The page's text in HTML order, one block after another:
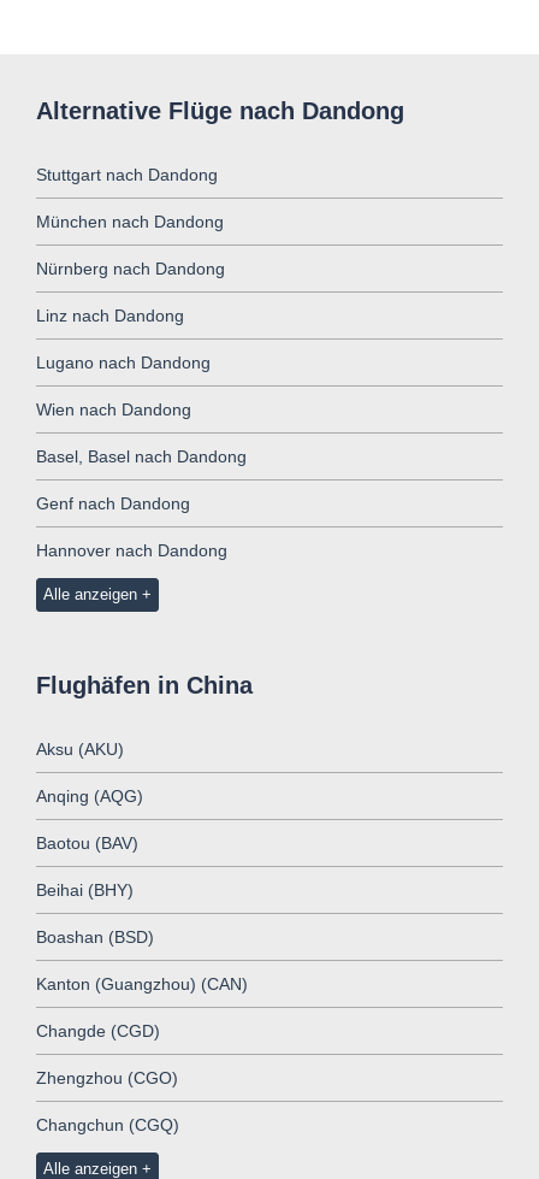
Alternative Flüge nach Dandong
Stuttgart nach Dandong
München nach Dandong
Nürnberg nach Dandong
Linz nach Dandong
Lugano nach Dandong
Wien nach Dandong
Basel, Basel nach Dandong
Genf nach Dandong
Hannover nach Dandong
Alle anzeigen
Flughäfen in China
Aksu (AKU)
Anqing (AQG)
Baotou (BAV)
Beihai (BHY)
Boashan (BSD)
Kanton (Guangzhou) (CAN)
Changde (CGD)
Zhengzhou (CGO)
Changchun (CGQ)
Alle anzeigen